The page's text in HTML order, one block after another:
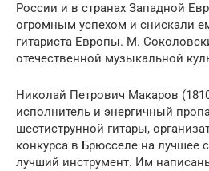
России и в странах Западной
огромным успехом и снискали
гитариста Европы. М.
отечественной музыкальной
Николай Петрович Макаров
исполнитель и энергичный
шестиструнной гитары,
конкурса в Брюсселе на лучшее
лучший инструмент. Им